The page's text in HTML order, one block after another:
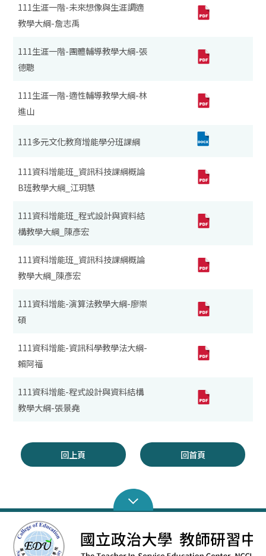
111生涯一階-未來想像與生涯調適
教學大綱-詹志禹
111生涯一階-團體輔導教學大綱-張
德聰
111生涯一階-適性輔導教學大綱-林
進山
111多元文化教育增能學分班課綱
111資科增能班_資訊科技課綱概論
B班教學大綱_江玥慧
111資科增能班_程式設計與資料結
構教學大綱_陳彥宏
111資科增能班_資訊科技課綱概論
教學大綱_陳彥宏
111資科增能-演算法教學大綱-廖崇
碩
111資科增能-資訊科學教學法大綱-
賴阿福
111資科增能-程式設計與資料結構
教學大綱-張景堯
回上頁 回首頁